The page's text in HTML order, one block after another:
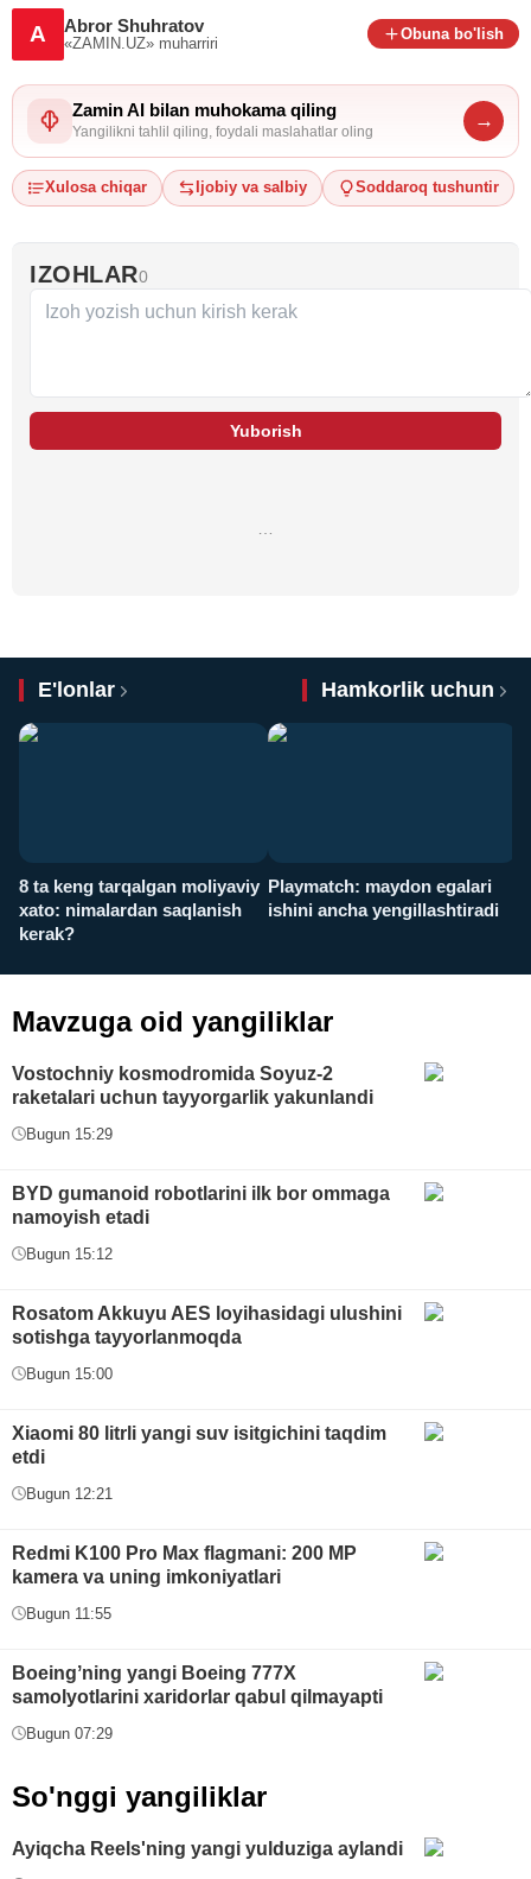
A Abror Shuhratov
«ZAMIN.UZ» muharriri
Obuna bo'lish
Zamin AI bilan muhokama qiling
Yangilikni tahlil qiling, foydali maslahatlar oling
→
Xulosa chiqar Ijobiy va salbiy Soddaroq tushuntir
IZOHLAR0
Yuborish
E'lonlar Hamkorlik uchun
8 ta keng tarqalgan moliyaviy
xato: nimalardan saqlanish
kerak?
Playmatch: maydon egalari
ishini ancha yengillashtiradi
Mavzuga oid yangiliklar
Vostochniy kosmodromida Soyuz-2
raketalari uchun tayyorgarlik yakunlandi
Bugun 15:29
BYD gumanoid robotlarini ilk bor ommaga
namoyish etadi
Bugun 15:12
Rosatom Akkuyu AES loyihasidagi ulushini
sotishga tayyorlanmoqda
Bugun 15:00
Xiaomi 80 litrli yangi suv isitgichini taqdim
etdi
Bugun 12:21
Redmi K100 Pro Max flagmani: 200 MP
kamera va uning imkoniyatlari
Bugun 11:55
Boeingʼning yangi Boeing 777X
samolyotlarini xaridorlar qabul qilmayapti
Bugun 07:29
So'nggi yangiliklar
Ayiqcha Reels'ning yangi yulduziga aylandi